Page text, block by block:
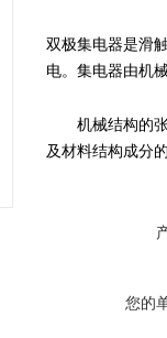
双极集电器是滑
电。集电器由机
机械结构的张
及材料结构成分
您的